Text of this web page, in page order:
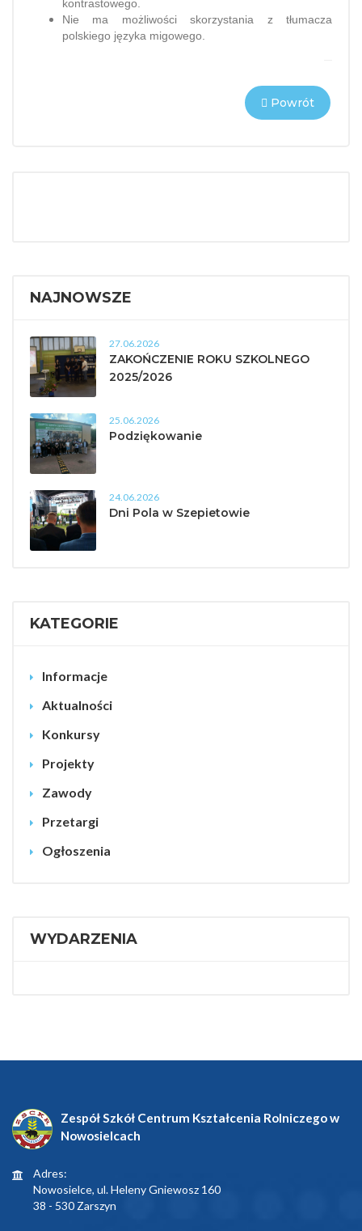
kontrastowego.
Nie ma możliwości skorzystania z tłumacza
polskiego języka migowego.
Powrót
NAJNOWSZE
27.06.2026
ZAKOŃCZENIE ROKU SZKOLNEGO
2025/2026
25.06.2026
Podziękowanie
24.06.2026
Dni Pola w Szepietowie
KATEGORIE
Informacje
Aktualności
Konkursy
Projekty
Zawody
Przetargi
Ogłoszenia
WYDARZENIA
Zespół Szkół Centrum Kształcenia Rolniczego w
Nowosielcach
Adres:
Nowosielce, ul. Heleny Gniewosz 160
38 - 530 Zarszyn